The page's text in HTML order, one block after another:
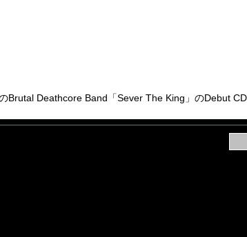
Brutal Deathcore Band「Sever The King」のDebut